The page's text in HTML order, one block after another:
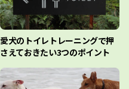
愛犬のトイレトレーニングで押
さえておきたい3つのポイント